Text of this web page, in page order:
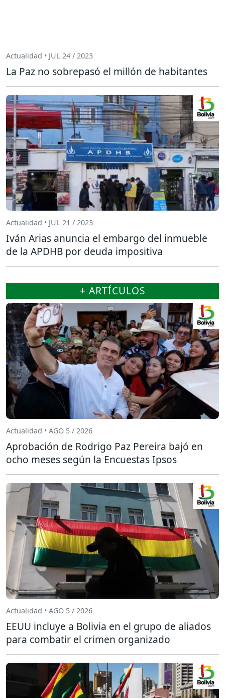
Actualidad • JUL 24 / 2023
La Paz no sobrepasó el millón de habitantes
Actualidad • JUL 21 / 2023
Iván Arias anuncia el embargo del inmueble
de la APDHB por deuda impositiva
+ ARTÍCULOS
Actualidad • AGO 5 / 2026
Aprobación de Rodrigo Paz Pereira bajó en
ocho meses según la Encuestas Ipsos
Actualidad • AGO 5 / 2026
EEUU incluye a Bolivia en el grupo de aliados
para combatir el crimen organizado